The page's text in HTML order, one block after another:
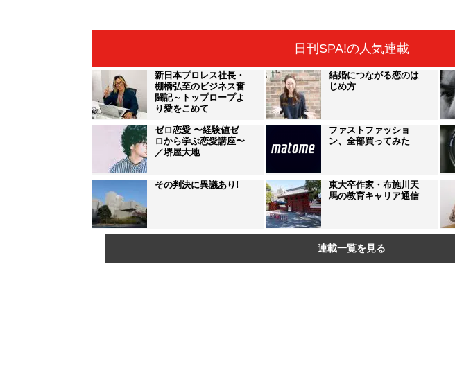
日刊SPA!の人気連載
新日本プロレス社長・
棚橋弘至のビジネス奮
闘記～トップロープよ
り愛をこめて
結婚につながる恋のは
じめ方
ゼロ恋愛 〜経験値ゼ
ロから学ぶ恋愛講座〜
／堺屋大地
ファストファッショ
ン、全部買ってみた
その判決に異議あり!
東大卒作家・布施川天
馬の教育キャリア通信
連載一覧を見る